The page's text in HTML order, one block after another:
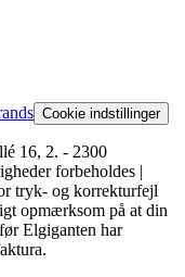
Cookie indstillinger
16, 2. - 2300
forbeholdes |
tryk- og korrekturfejl
opmærksom på at din
Elgiganten har